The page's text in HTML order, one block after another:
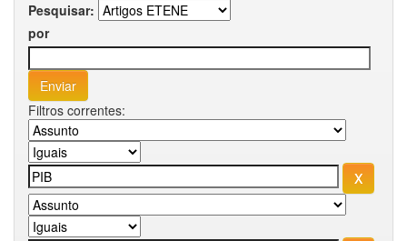
Pesquisar:
por
Filtros correntes: